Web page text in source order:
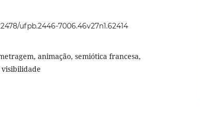
ufpb.2446-7006.46v27n1.62414
animação, semiótica francesa,